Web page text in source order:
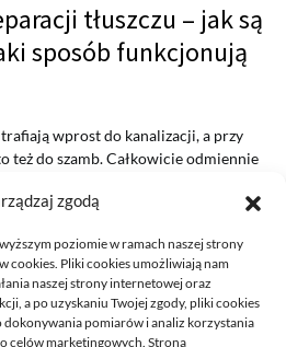
zgodą
poziomie w ramach naszej strony
cookies. Pliki cookies umożliwiają nam
naszej strony internetowej oraz
a po uzyskaniu Twojej zgody, pliki cookies
dokonywania pomiarów i analiz korzystania
celów marketingowych. Strona
tłuszczu – jak są
sposób funkcjonują
wprost do kanalizacji, a przy
też do szamb. Całkowicie odmiennie